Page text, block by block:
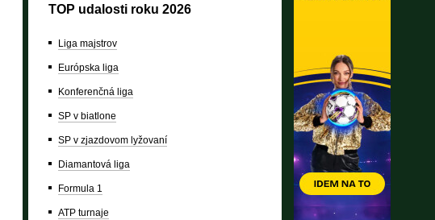
TOP udalosti roku 2026
Liga majstrov
Európska liga
Konferenčná liga
SP v biatlone
SP v zjazdovom lyžovaní
Diamantová liga
Formula 1
ATP turnaje